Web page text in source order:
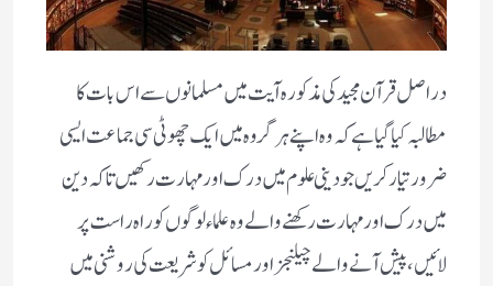
در اصل قرآن مجید کی مذکورہ آیت میں مسلمانوں سے اس بات کا
مطالبہ کیا گیا ہے کہ وہ اپنے ہر گروہ میں ایک چھوٹی سی جماعت ایسی
ضرور تیار کریں جو دینی علوم میں درک اور مہارت رکھیں تاکہ دین
میں درک اور مہارت رکھنے والے وہ علماء لوگوں کو راہ راست پر
لائیں، پیش آنے والے چیلنجز اور مسائل کو شریعت کی روشنی میں